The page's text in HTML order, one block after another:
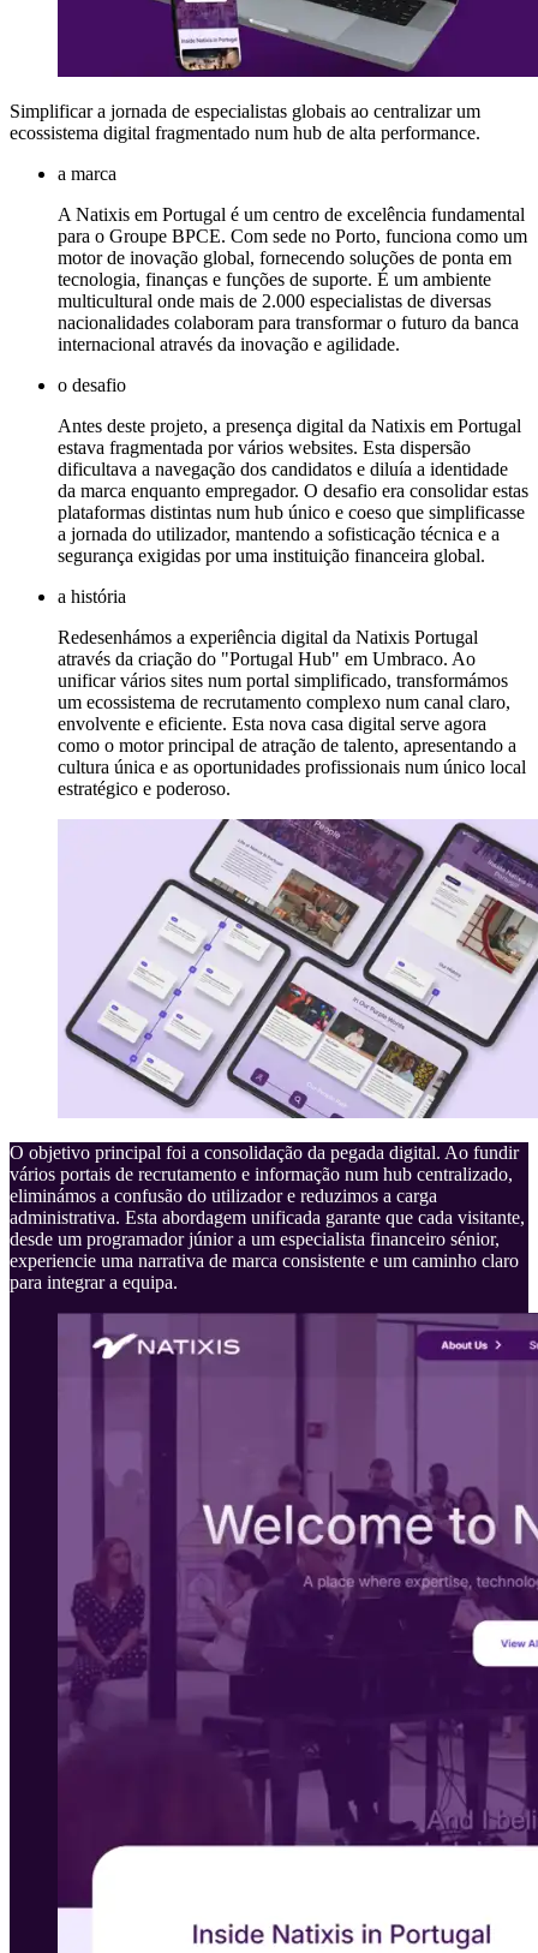
Simplificar a jornada de especialistas globais ao centralizar um
ecossistema digital fragmentado num hub de alta performance.
a marca
A Natixis em Portugal é um centro de excelência fundamental
para o Groupe BPCE. Com sede no Porto, funciona como um
motor de inovação global, fornecendo soluções de ponta em
tecnologia, finanças e funções de suporte. É um ambiente
multicultural onde mais de 2.000 especialistas de diversas
nacionalidades colaboram para transformar o futuro da banca
internacional através da inovação e agilidade.
o desafio
Antes deste projeto, a presença digital da Natixis em Portugal
estava fragmentada por vários websites. Esta dispersão
dificultava a navegação dos candidatos e diluía a identidade
da marca enquanto empregador. O desafio era consolidar estas
plataformas distintas num hub único e coeso que simplificasse
a jornada do utilizador, mantendo a sofisticação técnica e a
segurança exigidas por uma instituição financeira global.
a história
Redesenhámos a experiência digital da Natixis Portugal
através da criação do "Portugal Hub" em Umbraco. Ao
unificar vários sites num portal simplificado, transformámos
um ecossistema de recrutamento complexo num canal claro,
envolvente e eficiente. Esta nova casa digital serve agora
como o motor principal de atração de talento, apresentando a
cultura única e as oportunidades profissionais num único local
estratégico e poderoso.
O objetivo principal foi a consolidação da pegada digital. Ao fundir
vários portais de recrutamento e informação num hub centralizado,
eliminámos a confusão do utilizador e reduzimos a carga
administrativa. Esta abordagem unificada garante que cada visitante,
desde um programador júnior a um especialista financeiro sénior,
experiencie uma narrativa de marca consistente e um caminho claro
para integrar a equipa.